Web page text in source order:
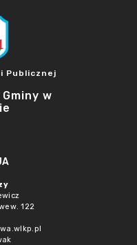
Publicznej
w
122